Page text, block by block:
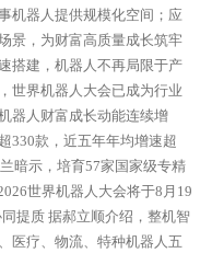
机器人提供规模化空间；应
景，为财富高质量成长筑牢
搭建，机器人不再局限于产
世界机器人大会已成为行业
器人财富成长动能连续增
330款，近五年年均增速超
暗示，培育57家国家级专精
世界机器人大会将于8月19
提质 据郝立顺介绍，整机智
医疗、物流、特种机器人五